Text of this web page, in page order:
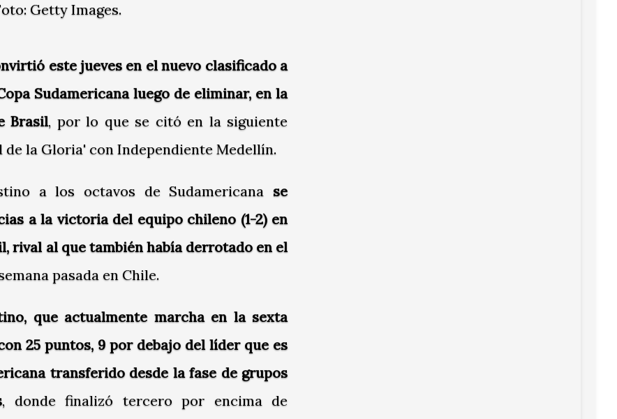
Getty Images.
este jueves en el nuevo clasificado a
Sudamericana luego de eliminar, en la
Brasil, por lo que se citó en la siguiente
la Gloria' con Independiente Medellín.
a los octavos de Sudamericana se
a la victoria del equipo chileno (1-2) en
rival al que también había derrotado en el
pasada en Chile.
que actualmente marcha en la sexta
25 puntos, 9 por debajo del líder que es
transferido desde la fase de grupos
, donde finalizó tercero por encima de